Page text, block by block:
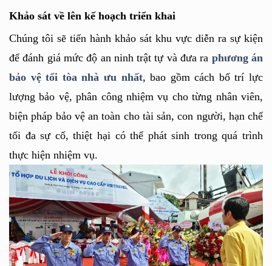
Khảo sát về lên kế hoạch triển khai
Chúng tôi sẽ tiến hành khảo sát khu vực diễn ra sự kiện
để đánh giá mức độ an ninh trật tự và đưa ra phương án
bảo vệ tối tòa nhà ưu nhất, bao gồm cách bố trí lực
lượng bảo vệ, phân công nhiệm vụ cho từng nhân viên,
biện pháp bảo vệ an toàn cho tài sản, con người, hạn chế
tối đa sự cố, thiệt hại có thể phát sinh trong quá trình
thực hiện nhiệm vụ.